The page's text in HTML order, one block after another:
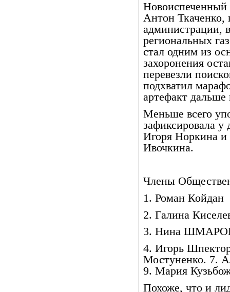
Новоиспеченный
Антон Ткаченко,
администрации,
региональных
стал одним из
захоронения
перевезли
подхватил
артефакт
Меньше всего
зафиксировала у
Игоря Норкина и
Ивочкина.
Члены
1. Роман Койдан
2. Галина
3. Нина
4. Игорь
Мостуненко. 7.
9. Мария
Похоже, что и